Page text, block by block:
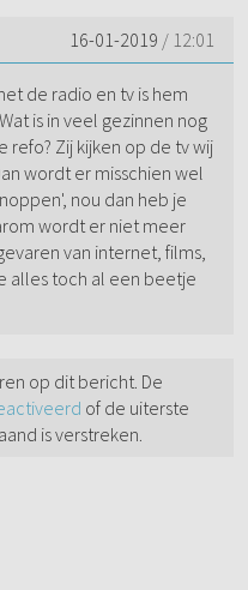
16-01-2019 / 12:01
de radio en tv is hem
is in veel gezinnen nog
Zij kijken op de tv wij
wordt er misschien wel
nou dan heb je
wordt er niet meer
van internet, films,
alles toch al een beetje
op dit bericht. De
of de uiterste
is verstreken.